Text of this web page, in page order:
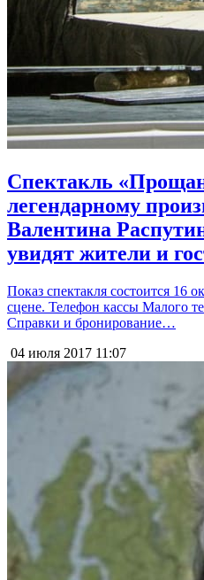
Спектакль
легендарному
Валентина
увидят жители и
Показ спектакля состоится 16
сцене. Телефон кассы Малого
Справки и бронирование…
04 июля 2017 11:07